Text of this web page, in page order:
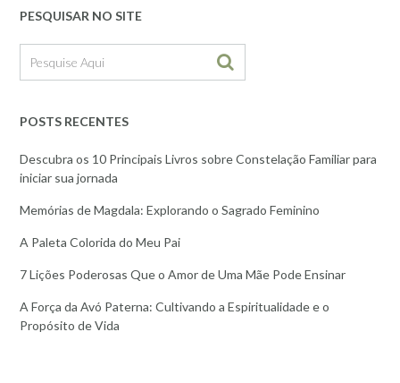
PESQUISAR NO SITE
POSTS RECENTES
Descubra os 10 Principais Livros sobre Constelação Familiar para
iniciar sua jornada
Memórias de Magdala: Explorando o Sagrado Feminino
A Paleta Colorida do Meu Pai
7 Lições Poderosas Que o Amor de Uma Mãe Pode Ensinar
A Força da Avó Paterna: Cultivando a Espiritualidade e o
Propósito de Vida